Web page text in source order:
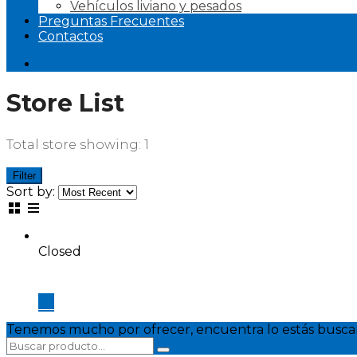
Vehículos liviano y pesados
Preguntas Frecuentes
Contactos
Store List
Total store showing: 1
Filter
Sort by:
Closed
Tenemos mucho por ofrecer, encuentra lo estás